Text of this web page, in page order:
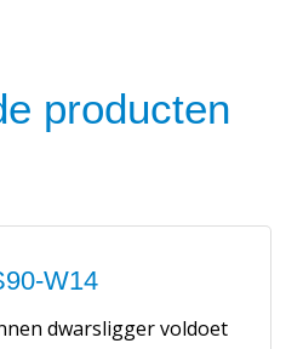
producten
W14
dwarsligger voldoet